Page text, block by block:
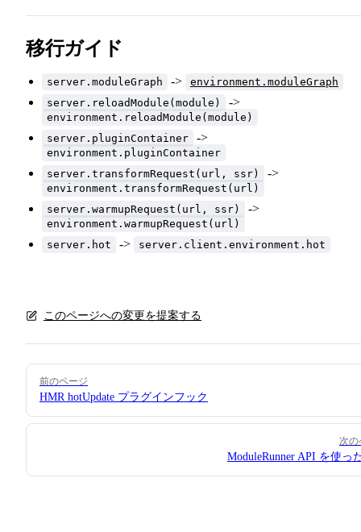
移行ガイド
server.moduleGraph ->
environment.moduleGraph
server.reloadModule(module)
->
environment.reloadModule(module)
server.pluginContainer
->
environment.pluginContainer
server.transformRequest(url, ssr)
->
environment.transformRequest(url)
server.warmupRequest(url, ssr)
->
environment.warmupRequest(url)
server.hot
-> server.client.environment.hot
このページへの変更を提案する
Pager
前のページ
HMR hotUpdate プラグインフック
次の
ModuleRunner API を使っ